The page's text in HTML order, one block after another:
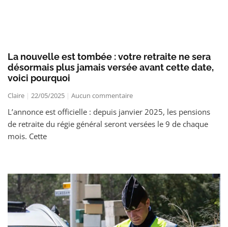
La nouvelle est tombée : votre retraite ne sera
désormais plus jamais versée avant cette date,
voici pourquoi
Claire 22/05/2025 Aucun commentaire
L’annonce est officielle : depuis janvier 2025, les pensions
de retraite du régie général seront versées le 9 de chaque
mois. Cette